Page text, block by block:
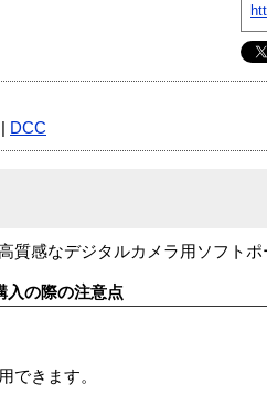
DCC
質感なデジタルカメラ用ソフトポ
入の際の注意点
できます。